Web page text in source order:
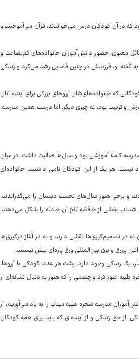
که در آن کودکان درس می‌خواندند، قرآن می‌آموختند و
معنوی، حضور دانش‌آموزان خانواده‌های کم‌بضاعت و
به گفته او، فرزندش در چنین فضایی رشد می‌کرد و زندگی
که خانواده‌های‌شان آرزوهای بزرگی برای آینده آنان
و تربیت بود، نه چیزی دیگر. اما درست همین مدرسه،
مدرسه کاملا آموزشی بود و سال‌ها فعالیت داشت. در میان
را به چهره‌ها می‌دهند. عدد ۱۶۸ دیگر فقط یک عدد نیست. هر یک از این کودکان نامی داشتند، خانواده‌ای
و برخی هنوز سال‌های نخست دبستان را می‌گذراندند.
شدند، بخشی از حافظه تلخ آن حادثه را شکل می‌دهند.
در تصمیم‌گیری‌ها نقشی دارند و نه در آغاز درگیری‌ها
پرزرق و برق بین‌المللی ورق پاره‌ای بیش نیستند.
یک زندگی وجود دارد. پشت هر عدد، کودکی با آرزوها،
طیبه عبور کرد و چشمی را که هنوز به دنبال نشانه‌ای از
مدرسه شجره طیبه میناب را به یاد می‌آوریم، از
از حق زندگی و از آینده‌ای که باید برای همه کودکان